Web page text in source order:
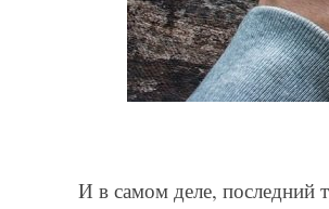
И в самом деле, последний